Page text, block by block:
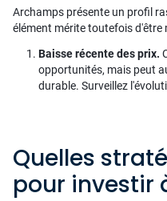
Archamps présente un profil
élément mérite toutefois d'être
Baisse récente des prix.
opportunités, mais peut
durable. Surveillez
Quelles
pour investir